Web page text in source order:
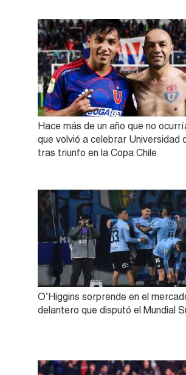
Hace más de un año que no
que volvió a celebrar Universidad
tras triunfo en la Copa Chile
O’Higgins sorprende en el
delantero que disputó el Mundial